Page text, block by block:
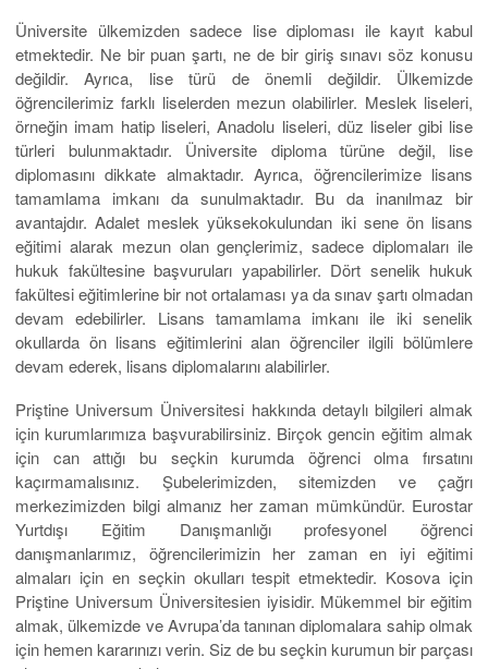
Üniversite ülkemizden sadece lise diploması ile kayıt kabul
etmektedir. Ne bir puan şartı, ne de bir giriş sınavı söz konusu
değildir. Ayrıca, lise türü de önemli değildir. Ülkemizde
öğrencilerimiz farklı liselerden mezun olabilirler. Meslek liseleri,
örneğin imam hatip liseleri, Anadolu liseleri, düz liseler gibi lise
türleri bulunmaktadır. Üniversite diploma türüne değil, lise
diplomasını dikkate almaktadır. Ayrıca, öğrencilerimize lisans
tamamlama imkanı da sunulmaktadır. Bu da inanılmaz bir
avantajdır. Adalet meslek yüksekokulundan iki sene ön lisans
eğitimi alarak mezun olan gençlerimiz, sadece diplomaları ile
hukuk fakültesine başvuruları yapabilirler. Dört senelik hukuk
fakültesi eğitimlerine bir not ortalaması ya da sınav şartı olmadan
devam edebilirler. Lisans tamamlama imkanı ile iki senelik
okullarda ön lisans eğitimlerini alan öğrenciler ilgili bölümlere
devam ederek, lisans diplomalarını alabilirler.
Priştine Universum Üniversitesi hakkında detaylı bilgileri almak
için kurumlarımıza başvurabilirsiniz. Birçok gencin eğitim almak
için can attığı bu seçkin kurumda öğrenci olma fırsatını
kaçırmamalısınız. Şubelerimizden, sitemizden ve çağrı
merkezimizden bilgi almanız her zaman mümkündür. Eurostar
Yurtdışı Eğitim Danışmanlığı profesyonel öğrenci
danışmanlarımız, öğrencilerimizin her zaman en iyi eğitimi
almaları için en seçkin okulları tespit etmektedir. Kosova için
Priştine Universum Üniversitesien iyisidir. Mükemmel bir eğitim
almak, ülkemizde ve Avrupa’da tanınan diplomalara sahip olmak
için hemen kararınızı verin. Siz de bu seçkin kurumun bir parçası